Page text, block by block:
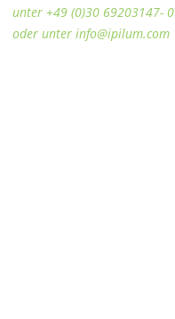
unter +49 (0)30 69203147- 0
oder unter info@ipilum.com